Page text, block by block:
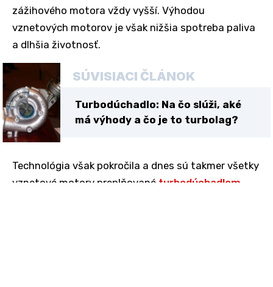
zážihového motora vždy vyšší. Výhodou
vznetových motorov je však nižšia spotreba paliva
a dlhšia životnosť.
SÚVISIACI ČLÁNOK
Turbodúchadlo: Na čo slúži, aké
má výhody a čo je to turbolag?
Technológia však pokročila a dnes sú takmer všetky
vznetové motory preplňované turbodúchadlom